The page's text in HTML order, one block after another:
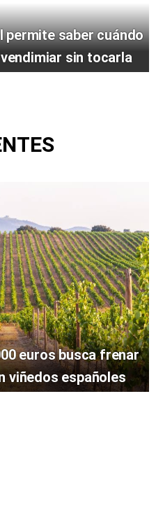
saber cuándo
sin tocarla
euros busca frenar
viñedos españoles